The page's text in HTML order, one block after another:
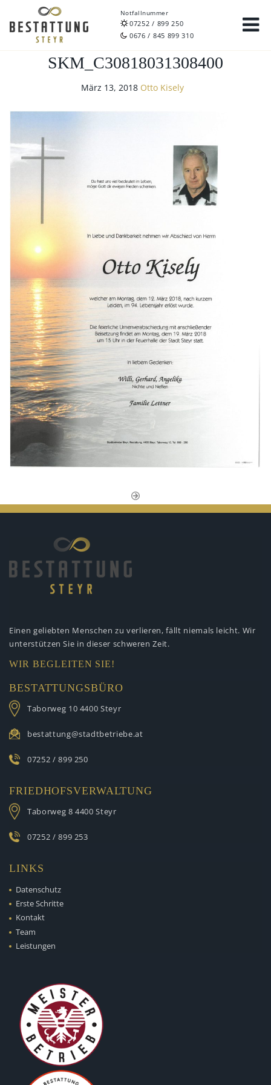
Notfallnummer
07252 / 899 250
0676 / 845 899 310
SKM_C30818031308400
März 13, 2018 Otto Kisely
Einen geliebten Menschen zu verlieren, fällt niemals leicht. Wir
unterstützen Sie in dieser schweren Zeit.
WIR BEGLEITEN SIE!
BESTATTUNGSBÜRO
Taborweg 10 4400 Steyr
bestattung@stadtbetriebe.at
07252 / 899 250
FRIEDHOFSVERWALTUNG
Taborweg 8 4400 Steyr
07252 / 899 253
LINKS
Datenschutz
Erste Schritte
Kontakt
Team
Leistungen